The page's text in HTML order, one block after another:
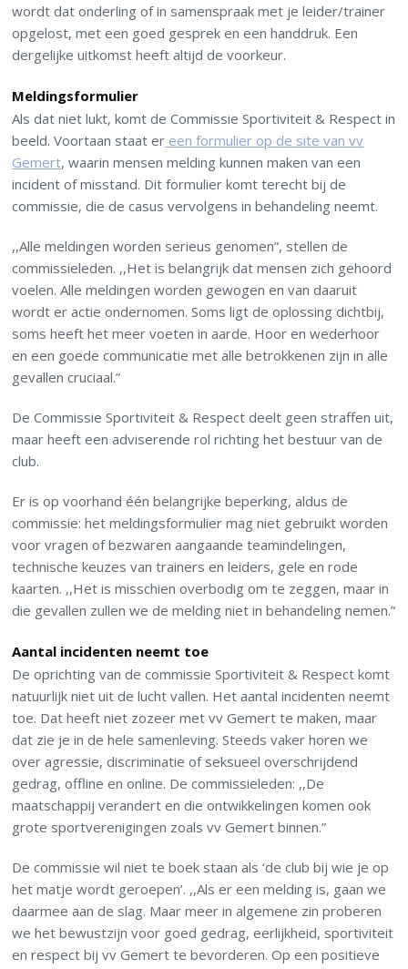
wordt dat onderling of in samenspraak met je leider/trainer
opgelost, met een goed gesprek en een handdruk. Een
dergelijke uitkomst heeft altijd de voorkeur.
Meldingsformulier
Als dat niet lukt, komt de Commissie Sportiviteit & Respect in
beeld. Voortaan staat er een formulier op de site van vv
Gemert, waarin mensen melding kunnen maken van een
incident of misstand. Dit formulier komt terecht bij de
commissie, die de casus vervolgens in behandeling neemt.
,,Alle meldingen worden serieus genomen”, stellen de
commissieleden. ,,Het is belangrijk dat mensen zich gehoord
voelen. Alle meldingen worden gewogen en van daaruit
wordt er actie ondernomen. Soms ligt de oplossing dichtbij,
soms heeft het meer voeten in aarde. Hoor en wederhoor
en een goede communicatie met alle betrokkenen zijn in alle
gevallen cruciaal.”
De Commissie Sportiviteit & Respect deelt geen straffen uit,
maar heeft een adviserende rol richting het bestuur van de
club.
Er is op voorhand één belangrijke beperking, aldus de
commissie: het meldingsformulier mag niet gebruikt worden
voor vragen of bezwaren aangaande teamindelingen,
technische keuzes van trainers en leiders, gele en rode
kaarten. ,,Het is misschien overbodig om te zeggen, maar in
die gevallen zullen we de melding niet in behandeling nemen.”
Aantal incidenten neemt toe
De oprichting van de commissie Sportiviteit & Respect komt
natuurlijk niet uit de lucht vallen. Het aantal incidenten neemt
toe. Dat heeft niet zozeer met vv Gemert te maken, maar
dat zie je in de hele samenleving. Steeds vaker horen we
over agressie, discriminatie of seksueel overschrijdend
gedrag, offline en online. De commissieleden: ,,De
maatschappij verandert en die ontwikkelingen komen ook
grote sportverenigingen zoals vv Gemert binnen.”
De commissie wil niet te boek staan als ‘de club bij wie je op
het matje wordt geroepen’. ,,Als er een melding is, gaan we
daarmee aan de slag. Maar meer in algemene zin proberen
we het bewustzijn voor goed gedrag, eerlijkheid, sportiviteit
en respect bij vv Gemert te bevorderen. Op een positieve